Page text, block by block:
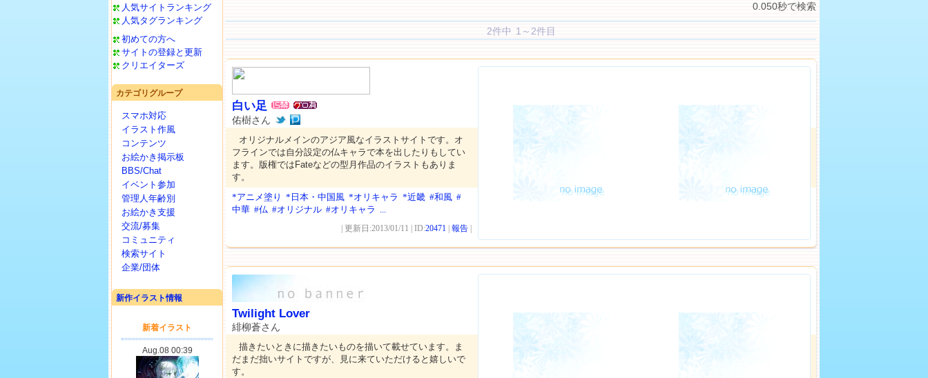
人気サイトランキング
人気タグランキング
初めての方へ
サイトの登録と更新
クリエイターズ
カテゴリグループ
スマホ対応
イラスト作風
コンテンツ
お絵かき掲示板
BBS/Chat
イベント参加
管理人年齢別
お絵かき支援
交流/募集
コミュニティ
検索サイト
企業/団体
新作イラスト情報
0.050秒で検索
2件中 1～2件目
白い足
佑樹さん
オリジナルメインのアジア風なイラストサイトです。オ
フラインでは自分設定の仏キャラで本を出したりもしてい
ます。版権ではFateなどの型月作品のイラストもありま
す。
*アニメ塗り *日本・中国風 *オリキャラ *近畿 #和風 #
中華 #仏 #オリジナル #オリキャラ ...
| 更新日:2013/01/11 | ID:20471 報告
Twilight Lover
緋柳蒼さん
描きたいときに描きたいものを描いて載せています。ま
だまだ拙いサイトですが、見に来ていただけると嬉しいで
す。